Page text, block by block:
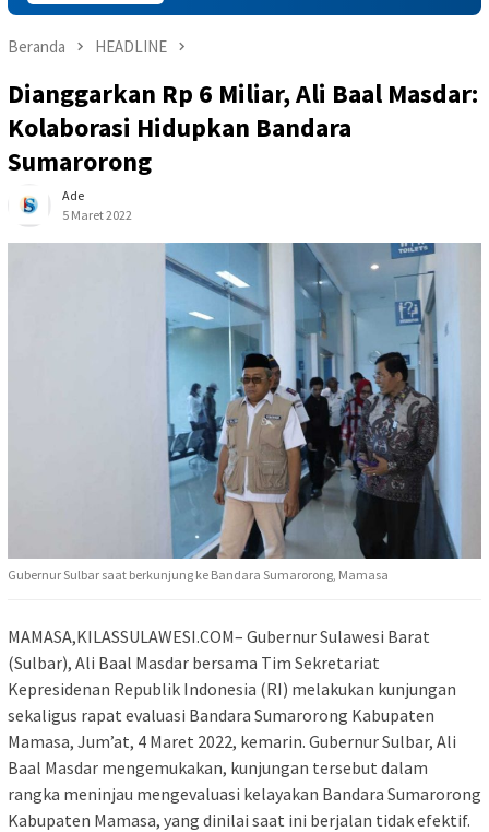
Beranda HEADLINE
Dianggarkan Rp 6 Miliar, Ali Baal Masdar:
Kolaborasi Hidupkan Bandara
Sumarorong
Ade
5 Maret 2022
Gubernur Sulbar saat berkunjung ke Bandara Sumarorong, Mamasa
MAMASA,KILASSULAWESI.COM– Gubernur Sulawesi Barat
(Sulbar), Ali Baal Masdar bersama Tim Sekretariat
Kepresidenan Republik Indonesia (RI) melakukan kunjungan
sekaligus rapat evaluasi Bandara Sumarorong Kabupaten
Mamasa, Jum’at, 4 Maret 2022, kemarin. Gubernur Sulbar, Ali
Baal Masdar mengemukakan, kunjungan tersebut dalam
rangka meninjau mengevaluasi kelayakan Bandara Sumarorong
Kabupaten Mamasa, yang dinilai saat ini berjalan tidak efektif.